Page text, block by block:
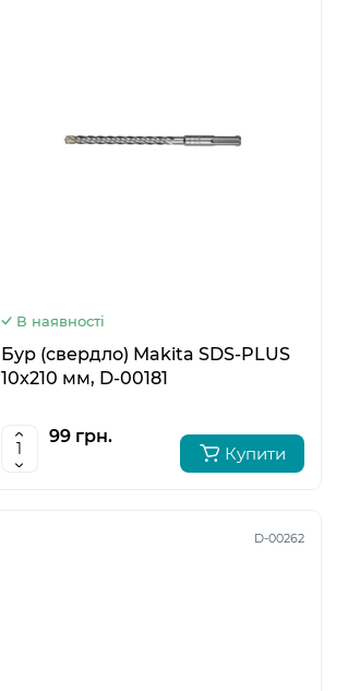
В наявності
Бур (свердло) Makita SDS-PLUS
10x210 мм, D-00181
99 грн.
Купити
D-00262